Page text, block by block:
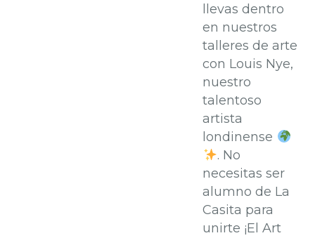
llevas dentro
en nuestros
talleres de arte
con Louis Nye,
nuestro
talentoso
artista
londinense
. No
necesitas ser
alumno de La
Casita para
unirte ¡El Art